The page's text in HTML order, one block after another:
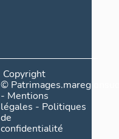
Copyright
©
- Mentions
légales - Politiques
de
confidentialité